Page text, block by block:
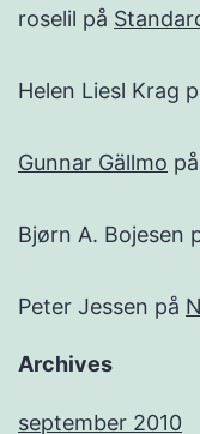
roselil på
Helen Liesl Krag
Gunnar Gällmo på
Bjørn A. Bojesen
Peter Jessen på
Archives
september 2010